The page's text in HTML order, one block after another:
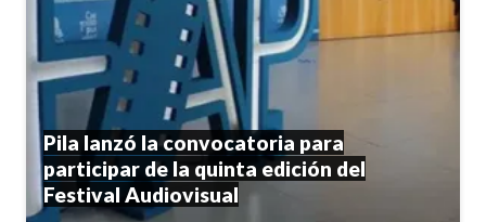
Pila lanzó la convocatoria para
participar de la quinta edición del
Festival Audiovisual